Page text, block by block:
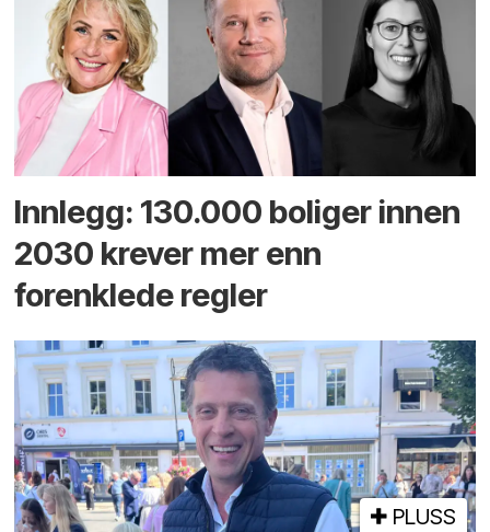
Innlegg: 130.000 boliger innen
2030 krever mer enn
forenklede regler
PLUSS